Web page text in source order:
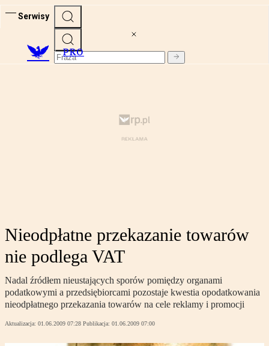
Serwisy
PRO
Nieodpłatne przekazanie towarów
nie podlega VAT
Nadal źródłem nieustających sporów pomiędzy organami
podatkowymi a przedsiębiorcami pozostaje kwestia opodatkowania
nieodpłatnego przekazania towarów na cele reklamy i promocji
Aktualizacja: 01.06.2009 07:28 Publikacja: 01.06.2009 07:00